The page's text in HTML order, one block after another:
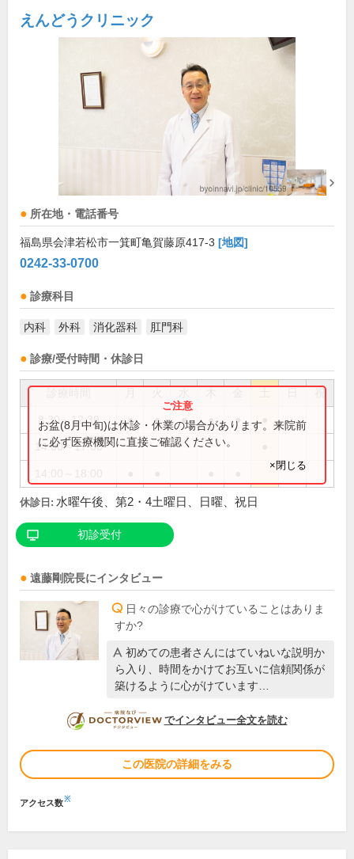
えんどうクリニック
所在地・電話番号
福島県会津若松市一箕町亀賀藤原417-3 [地図]
0242-33-0700
診療科目
内科 外科 消化器科 肛門科
診療/受付時間・休診日
祝
8:30～12:30 ● ● ● ● ●
14:00～17:00
お盆(8月中旬)は休診・休業の場合があります。来院前
に必ず医療機関に直接ご確認ください。
×閉じる
休診日: 水曜午後、第2・4土曜日、日曜、祝日
初診受付
遠藤剛 院長にインタビュー
日々の診療で心がけていることはありま
すか?
初めての患者さんにはていねいな説明か
ら入り、時間をかけてお互いに信頼関係が
築けるように心がけています…
DOCTORVIEW
でインタビュー全文を読む
この医院の詳細をみる
アクセス数※